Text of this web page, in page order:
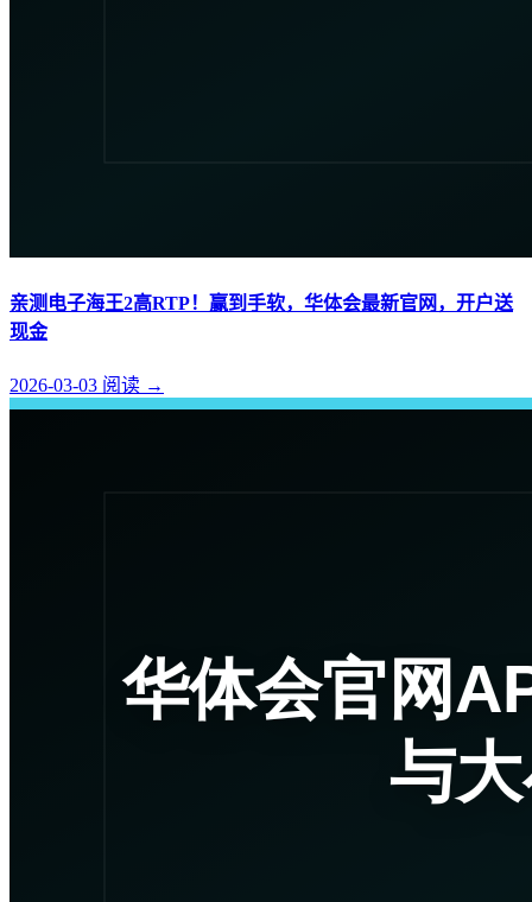
亲测电子海王2高RTP！赢到手软，华体会最新官网，开户送
现金
2026-03-03 阅读 →